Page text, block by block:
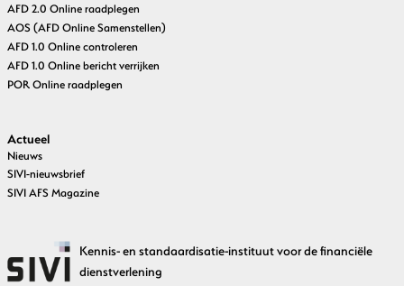
AFD 2.0 Online raadplegen
AOS (AFD Online Samenstellen)
AFD 1.0 Online controleren
AFD 1.0 Online bericht verrijken
POR Online raadplegen
Actueel
Nieuws
SIVI-nieuwsbrief
SIVI AFS Magazine
Kennis- en standaardisatie-instituut voor de financiële
dienstverlening